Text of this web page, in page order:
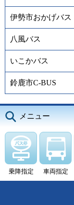
伊勢市おかげバス
八風バス
いこかバス
鈴鹿市C-BUS
メニュー
乗降指定 車両指定